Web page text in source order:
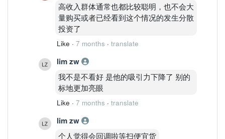
高收入群体通常也都比较聪明，也不会大
量购买或者已经看到这个情况的发生分散
投资了
Like · 7 months · translate
lim zw
我不是不看好 是他的吸引力下降了 别的
标地更加亮眼
Like · 7 months · translate
lim zw
个人觉得会回调啦等扫便宜货